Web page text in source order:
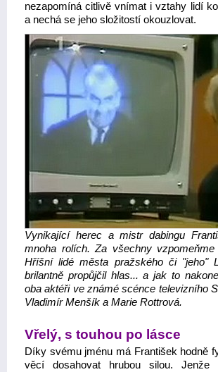
nezapomíná citlivě vnímat i vztahy lidí
a nechá se jeho složitostí okouzlovat.
Vynikající herec a mistr dabingu
mnoha rolích. Za všechny
Hříšní lidé města pražského či "jeho"
brilantně propůjčil hlas... a jak to
oba aktéři ve známé scénce televizního
Vladimír Menšík a Marie Rottrová.
Vřelý, s touhou po lásce
Díky svému jménu má František hodně
věcí dosahovat hrubou silou.